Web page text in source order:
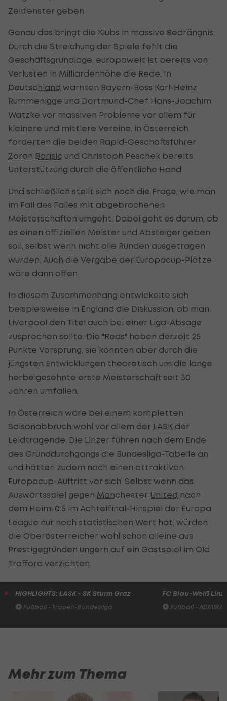
Zeitfenster geben.
Genau das bringt die Klubs in massive Bedrängnis.
Durch die Streichung der Spiele fehlt die
Geschäftsgrundlage, europaweit ist bereits von
Verlusten in Milliardenhöhe die Rede. In
Deutschland warnten Bayern-Boss Karl-Heinz
Rummenigge und Dortmund-Chef Hans-Joachim
Watzke vor massiven Probleme vor allem für
kleinere und mittlere Vereine, in Österreich
forderten die beiden Rapid-Geschäftsführer
Zoran Barisic und Christoph Peschek bereits
Unterstützung durch die öffentliche Hand.
Und schließlich stellt sich noch die Frage, wie man
im Fall des Falles mit abgebrochenen
Meisterschaften umgeht. Dabei geht es darum, ob
es einen offiziellen Meister und Absteiger geben
soll, selbst wenn nicht alle Runden ausgetragen
wurden. Auch die Vergabe der Europacup-Plätze
wäre dann offen.
In diesem Zusammenhang entwickelte sich
beispielsweise in England die Diskussion, ob man
Liverpool den Titel auch bei einer Liga-Absage
zusprechen sollte. Die "Reds" haben derzeit 25
Punkte Vorsprung, sie könnten aber durch die
jüngsten Entwicklungen theoretisch um die lange
herbeigesehnte erste Meisterschaft seit 30
Jahren umfallen.
In Österreich wäre bei einem kompletten
Saisonabbruch wohl vor allem der LASK der
Leidtragende. Die Linzer führen nach dem Ende
des Grunddurchgangs die Bundesliga-Tabelle an
und hätten zudem noch einen attraktiven
Europacup-Auftritt vor sich. Selbst wenn das
Auswärtsspiel gegen Manchester United nach
dem Heim-0:5 im Achtelfinal-Hinspiel der Europa
League nur noch statistischen Wert hat, würden
die Oberösterreicher wohl schon alleine aus
Prestigegründen ungern auf ein Gastspiel im Old
Trafford verzichten.
HIGHLIGHTS: LASK - SK Sturm Graz
Fußball - Frauen-Bundesliga
FC Blau-Weiß Linz
Fußball -
Mehr zum Thema